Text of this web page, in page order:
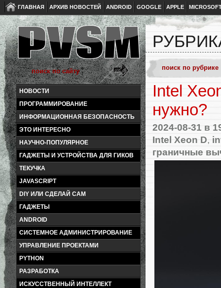
ГЛАВНАЯ АРХИВ НОВОСТЕЙ ANDROID GOOGLE APPLE
НОВОСТИ
ПРОГРАММИРОВАНИЕ
ИНФОРМАЦИОННАЯ БЕЗОПАСНОСТЬ
ЭТО ИНТЕРЕСНО
НАУЧНО-ПОПУЛЯРНОЕ
ГАДЖЕТЫ И УСТРОЙСТВА ДЛЯ ГИКОВ
ТЕКУЧКА
JAVASCRIPT
DIY ИЛИ СДЕЛАЙ САМ
ГАДЖЕТЫ
ANDROID
СИСТЕМНОЕ АДМИНИСТРИРОВАНИЕ
УПРАВЛЕНИЕ ПРОЕКТАМИ
PYTHON
РАЗРАБОТКА
ИСКУССТВЕННЫЙ ИНТЕЛЛЕКТ
Intel
нужно?
2024-08-31 в
Intel Xeon D,
граничные